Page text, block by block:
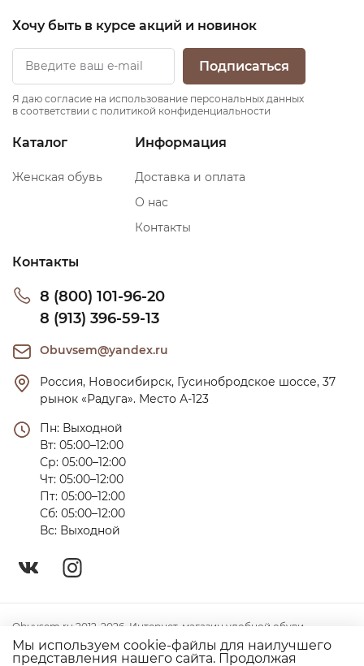
Хочу быть в курсе акций и новинок
Подписаться
Я даю согласие на использование персональных данных
в соответствии с политикой конфиденциальности
Каталог
Женская обувь
Информация
Доставка и оплата
О нас
Контакты
Контакты
8 (800) 101-96-20
8 (913) 396-59-13
Obuvsem@yandex.ru
Россия, Новосибирск, Гусинобродское шоссе, 37
рынок «Радуга». Место А-123
Пн: Выходной
Вт: 05:00–12:00
Ср: 05:00–12:00
Чт: 05:00–12:00
Пт: 05:00–12:00
Сб: 05:00–12:00
Вс: Выходной
Obuvsem.ru 2012-2026. Интернет-магазин удобной обуви
Политика конфиденциальности
Мы используем cookie-файлы для наилучшего
представления нашего сайта. Продолжая